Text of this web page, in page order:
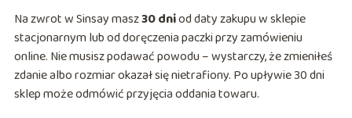
Na zwrot w Sinsay masz30 dniod daty zakupu w sklepie
stacjonarnym lub od doręczenia paczki przy zamówieniu
online. Nie musisz podawać powodu – wystarczy, że zmieniłeś
zdanie albo rozmiar okazał się nietrafiony. Po upływie 30 dni
sklep może odmówić przyjęcia oddania towaru.